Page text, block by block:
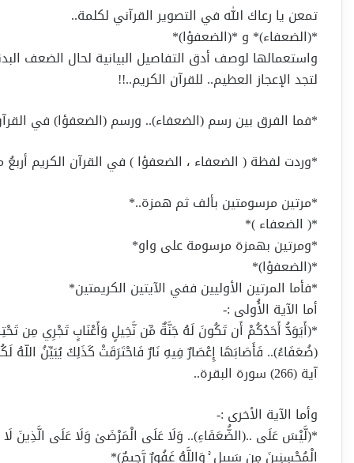
تمعن يا رعاك الله في التصوير القرآني لكلمة..
*(الضعفاء)* و *(الضعفؤا)*
واستعمالها لوصف أدق التفاصيل البيانية لحال الضعف
لتجد الإعجاز العظيم.. للقرآن الكريم..!!
*فما الفرق بين رسم (الضعفاء).. ورسم (الضعفؤا) في
*وردت لفظة ( الضعفاء ، الضعفؤا ) في القرآن الكريم أربعُ
*مرتين مرسومتين بألف ثم همزة..*
*( الضعفاء )*
*ومرتين بهمزة مرسومة على واو*
*(الضعفؤا)*
*فأما المرتين الأوليين ففي الآيتين الكريمتين*
أما الآية الأُولى :-
*(أَيَوَدُّ أَحَدُكُمْ أَن تَكُونَ لَهُ جَنَّةٌ مِّن نَّخِيلٍ وَأَعْنَابٍ تَجْرِي مِن
(ضُعَفَاءُ).. فَأَصَابَهَا إِعْصَارٌ فِيهِ نَارٌ فَاحْتَرَقَتْ كَذَلِكَ يُبَيِّنُ اللّهُ
آية (266) سورة البقرة..
وأما الآية الأخرى :-
*(لَّيْسَ عَلَى ..(الضُّعَفَاءِ).. وَلَا عَلَى الْمَرْضَىٰ وَلَا عَلَى الَّذِينَ
الْمُحْسِنِينَ مِن سَبِيلٍ ۚ وَاللَّهُ غَفُورٌ رَّحِيمٌ)*